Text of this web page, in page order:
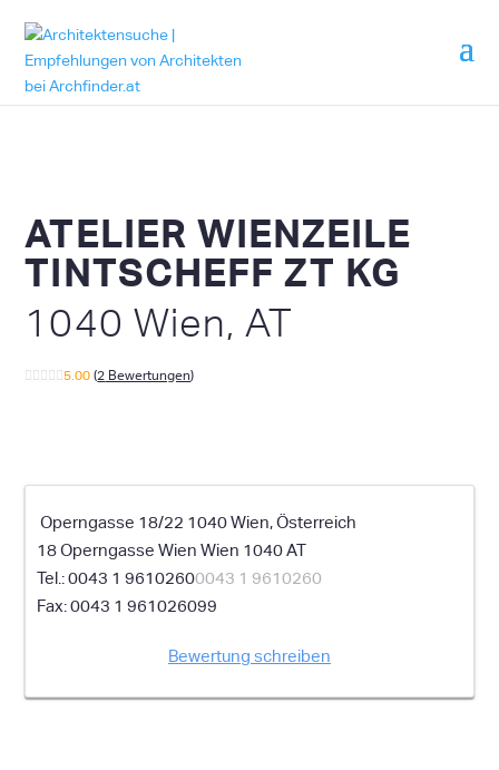
ATELIER WIENZEILE
TINTSCHEFF ZT KG
1040 Wien, AT
5.00 (2 Bewertungen)
Operngasse 18/22 1040 Wien, Österreich
18 Operngasse Wien Wien 1040 AT
0043 1 96102600043 1 9610260
0043 1 961026099
Bewertung schreiben